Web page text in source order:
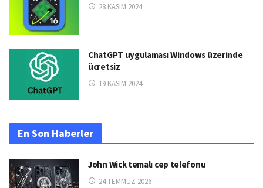
28 KASIM 2024
ChatGPT uygulaması Windows üzerinde
ücretsiz
19 KASIM 2024
En Son Haberler
John Wick temalı cep telefonu
24 TEMMUZ 2026